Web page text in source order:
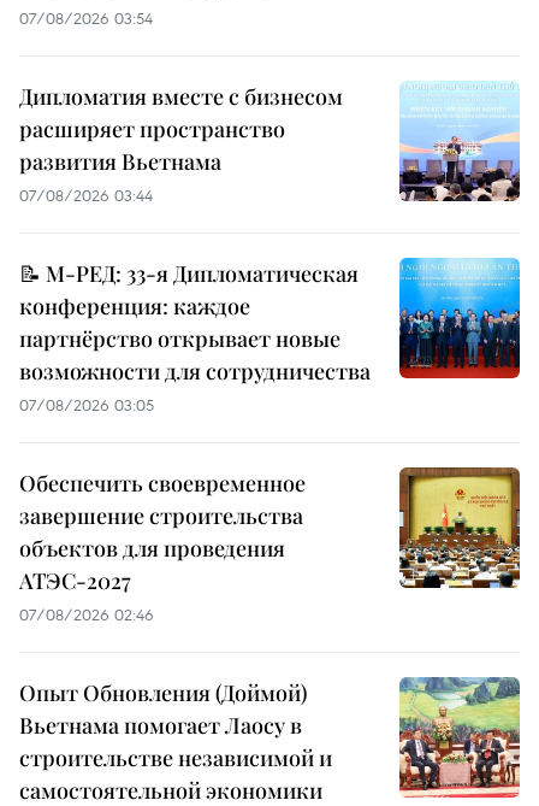
07/08/2026 03:54
Дипломатия вместе с бизнесом
расширяет пространство
развития Вьетнама
07/08/2026 03:44
📝 М-РЕД: 33-я Дипломатическая
конференция: каждое
партнёрство открывает новые
возможности для сотрудничества
07/08/2026 03:05
Обеспечить своевременное
завершение строительства
объектов для проведения
АТЭС-2027
07/08/2026 02:46
Опыт Обновления (Доймой)
Вьетнама помогает Лаосу в
строительстве независимой и
самостоятельной экономики